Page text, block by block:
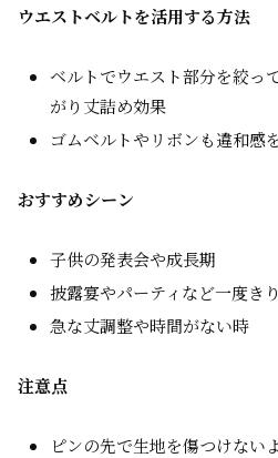
ウエストベルトを活用する方法
ベルトでウエスト部分を絞っ
がり丈詰め効果
ゴムベルトやリボンも違和感
おすすめシーン
子供の発表会や成長期
披露宴やパーティなど一度き
急な丈調整や時間がない時
注意点
ピンの先で生地を傷つけない